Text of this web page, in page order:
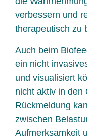
verbessern und
therapeutisch zu
Auch beim
ein nicht
und visualisiert
nicht aktiv in den
Rückmeldung
zwischen
Aufmerksamkeit